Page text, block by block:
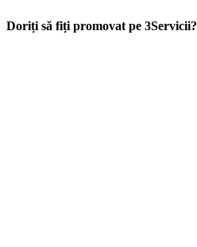
Doriți să fiți promovat pe 3Servicii?